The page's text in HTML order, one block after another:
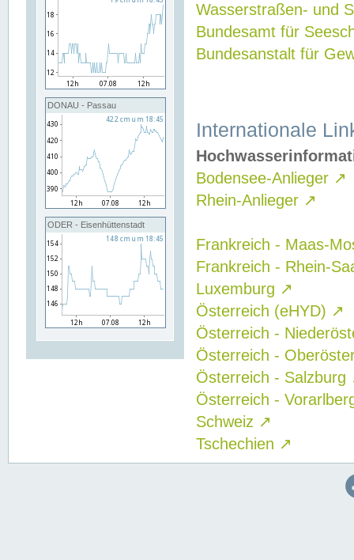
DONAU - Passau
ODER - Eisenhüttenstadt
Wasserstraßen- und
Bundesamt für
Bundesanstalt für
Internationale
Bodensee-Anlieger ↗
Rhein-Anlieger ↗
Frankreich - Maas-
Frankreich - Rhein-
Luxemburg ↗
Österreich (eHYD) ↗
Österreich -
Österreich -
Österreich - Salzburg
Österreich -
Schweiz ↗
Tschechien ↗